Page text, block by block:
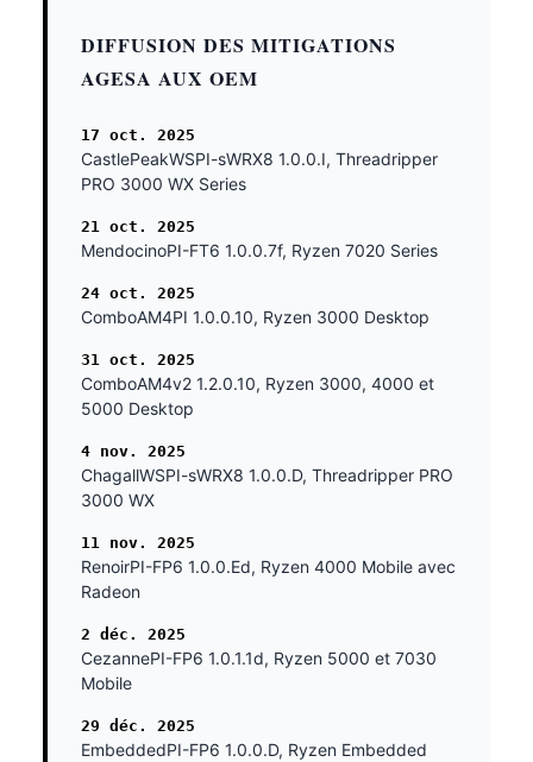
DIFFUSION DES MITIGATIONS
AGESA AUX OEM
17 oct. 2025
CastlePeakWSPI-sWRX8 1.0.0.I, Threadripper
PRO 3000 WX Series
21 oct. 2025
MendocinoPI-FT6 1.0.0.7f, Ryzen 7020 Series
24 oct. 2025
ComboAM4PI 1.0.0.10, Ryzen 3000 Desktop
31 oct. 2025
ComboAM4v2 1.2.0.10, Ryzen 3000, 4000 et
5000 Desktop
4 nov. 2025
ChagallWSPI-sWRX8 1.0.0.D, Threadripper PRO
3000 WX
11 nov. 2025
RenoirPI-FP6 1.0.0.Ed, Ryzen 4000 Mobile avec
Radeon
2 déc. 2025
CezannePI-FP6 1.0.1.1d, Ryzen 5000 et 7030
Mobile
29 déc. 2025
EmbeddedPI-FP6 1.0.0.D, Ryzen Embedded